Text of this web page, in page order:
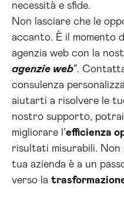
necessità e sfide.
Non lasciare che le
accanto. È il momento
agenzia web con la
agenzie web”.
consulenza
aiutarti a risolvere le
nostro supporto,
migliorare l’efficienza
risultati misurabili.
tua azienda è a un
verso la